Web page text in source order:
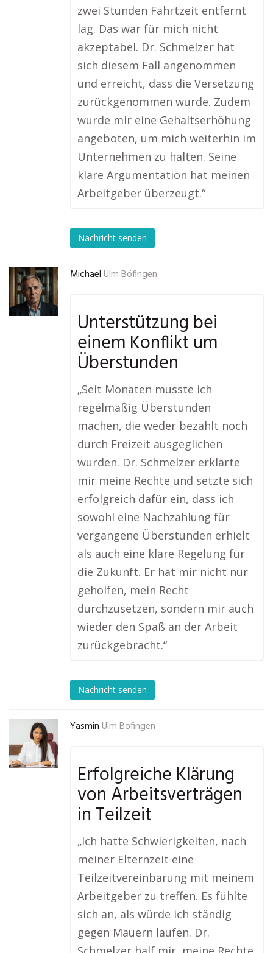
zwei Stunden Fahrtzeit entfernt
lag. Das war für mich nicht
akzeptabel. Dr. Schmelzer hat
sich diesem Fall angenommen
und erreicht, dass die Versetzung
zurückgenommen wurde. Zudem
wurde mir eine Gehaltserhöhung
angeboten, um mich weiterhin im
Unternehmen zu halten. Seine
klare Argumentation hat meinen
Arbeitgeber überzeugt.“
Nachricht senden
Michael Ulm Böfingen
Unterstützung bei
einem Konflikt um
Überstunden
„Seit Monaten musste ich
regelmäßig Überstunden
machen, die weder bezahlt noch
durch Freizeit ausgeglichen
wurden. Dr. Schmelzer erklärte
mir meine Rechte und setzte sich
erfolgreich dafür ein, dass ich
sowohl eine Nachzahlung für
vergangene Überstunden erhielt
als auch eine klare Regelung für
die Zukunft. Er hat mir nicht nur
geholfen, mein Recht
durchzusetzen, sondern mir auch
wieder den Spaß an der Arbeit
zurückgebracht.“
Nachricht senden
Yasmin Ulm Böfingen
Erfolgreiche Klärung
von Arbeitsverträgen
in Teilzeit
„Ich hatte Schwierigkeiten, nach
meiner Elternzeit eine
Teilzeitvereinbarung mit meinem
Arbeitgeber zu treffen. Es fühlte
sich an, als würde ich ständig
gegen Mauern laufen. Dr.